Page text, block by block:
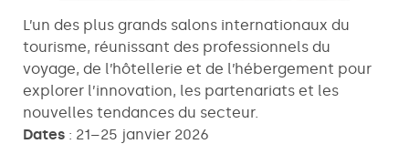
L’un des plus grands salons internationaux du
tourisme, réunissant des professionnels du
voyage, de l’hôtellerie et de l’hébergement pour
explorer l’innovation, les partenariats et les
nouvelles tendances du secteur.
Dates : 21–25 janvier 2026